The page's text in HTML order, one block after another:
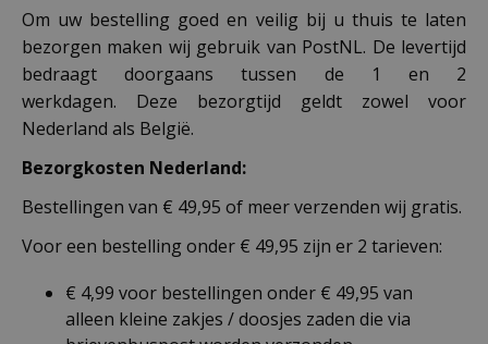
Om uw bestelling goed en veilig bij u thuis te laten
bezorgen maken wij gebruik van PostNL. De levertijd
bedraagt doorgaans tussen de 1 en 2
werkdagen. Deze bezorgtijd geldt zowel voor
Nederland als België.
Bezorgkosten Nederland:
Bestellingen van € 49,95 of meer verzenden wij gratis.
Voor een bestelling onder € 49,95 zijn er 2 tarieven:
€ 4,99 voor bestellingen onder € 49,95 van
alleen kleine zakjes / doosjes zaden die via